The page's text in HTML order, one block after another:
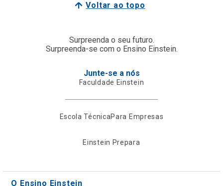
Voltar ao topo
Surpreenda o seu futuro.
Surpreenda-se com o Ensino Einstein.
Junte-se a nós
Faculdade Einstein
Escola TécnicaPara Empresas
Einstein Prepara
O Ensino Einstein